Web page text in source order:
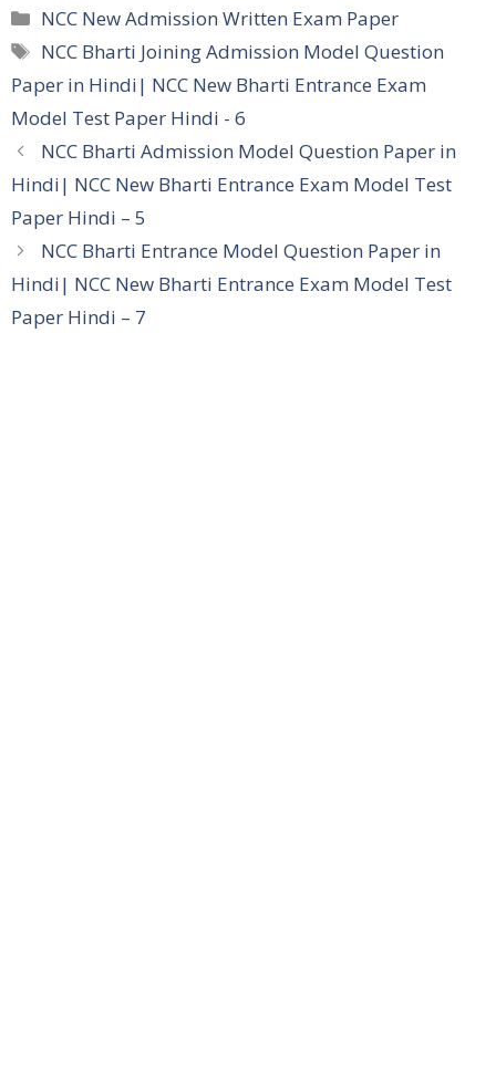
Categories
NCC New Admission Written Exam Paper
Tags
NCC Bharti Joining Admission Model Question
Paper in Hindi| NCC New Bharti Entrance Exam
Model Test Paper Hindi - 6
NCC Bharti Admission Model Question Paper in
Hindi| NCC New Bharti Entrance Exam Model Test
Paper Hindi – 5
NCC Bharti Entrance Model Question Paper in
Hindi| NCC New Bharti Entrance Exam Model Test
Paper Hindi – 7